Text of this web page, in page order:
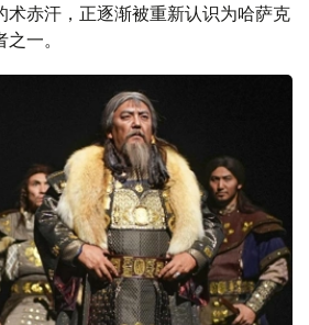
术赤汗，正逐渐被重新认识为哈萨克
一。